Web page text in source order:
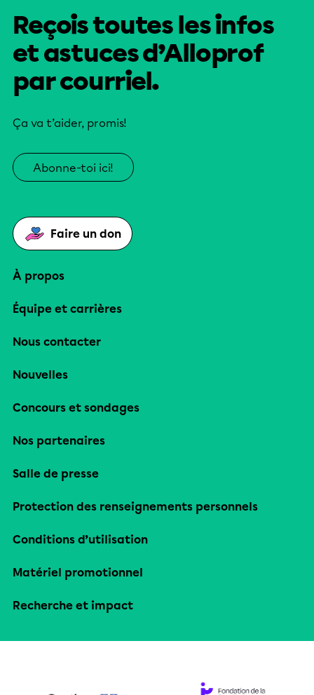
Reçois toutes les infos
et astuces d’Alloprof
par courriel.
Ça va t’aider, promis!
Abonne-toi ici!
Faire un don
À propos
Équipe et carrières
Nous contacter
Nouvelles
Concours et sondages
Nos partenaires
Salle de presse
Protection des renseignements personnels
Conditions d’utilisation
Matériel promotionnel
Recherche et impact